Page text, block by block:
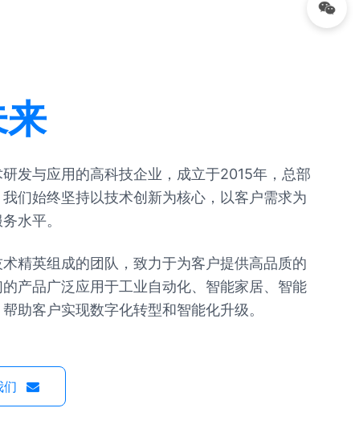
发与应用的高科技企业，成立于2015年，总部
们始终坚持以技术创新为核心，以客户需求为
水平。
精英组成的团队，致力于为客户提供高品质的
产品广泛应用于工业自动化、智能家居、智能
助客户实现数字化转型和智能化升级。
们